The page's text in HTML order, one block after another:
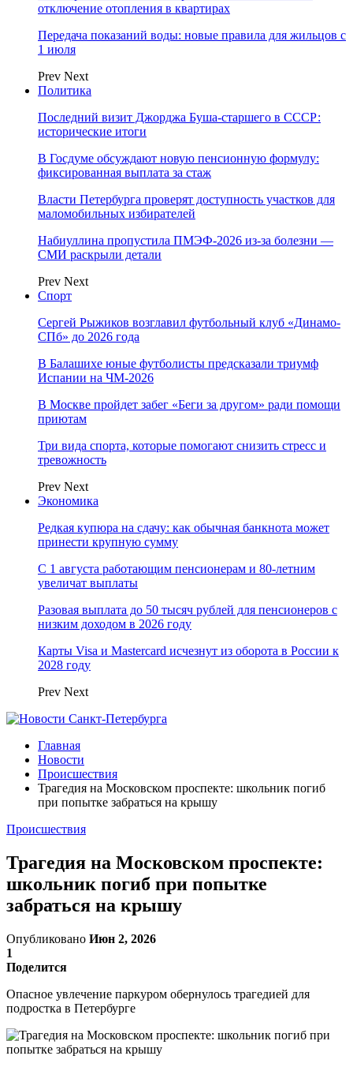
отключение отопления в квартирах
Передача показаний воды: новые правила для жильцов с
1 июля
Prev Next
Политика
Последний визит Джорджа Буша-старшего в СССР:
исторические итоги
В Госдуме обсуждают новую пенсионную формулу:
фиксированная выплата за стаж
Власти Петербурга проверят доступность участков для
маломобильных избирателей
Набиуллина пропустила ПМЭФ-2026 из-за болезни —
СМИ раскрыли детали
Prev Next
Спорт
Сергей Рыжиков возглавил футбольный клуб «Динамо-
СПб» до 2026 года
В Балашихе юные футболисты предсказали триумф
Испании на ЧМ-2026
В Москве пройдет забег «Беги за другом» ради помощи
приютам
Три вида спорта, которые помогают снизить стресс и
тревожность
Prev Next
Экономика
Редкая купюра на сдачу: как обычная банкнота может
принести крупную сумму
С 1 августа работающим пенсионерам и 80-летним
увеличат выплаты
Разовая выплата до 50 тысяч рублей для пенсионеров с
низким доходом в 2026 году
Карты Visa и Mastercard исчезнут из оборота в России к
2028 году
Prev Next
Главная
Новости
Происшествия
Трагедия на Московском проспекте: школьник погиб
при попытке забраться на крышу
Происшествия
Трагедия на Московском проспекте:
школьник погиб при попытке
забраться на крышу
Опубликовано Июн 2, 2026
1
Поделится
Опасное увлечение паркуром обернулось трагедией для
подростка в Петербурге